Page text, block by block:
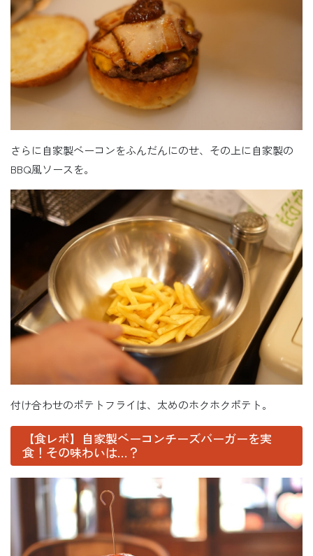
さらに自家製ベーコンをふんだんにのせ、その上に自家製の
BBQ風ソースを。
付け合わせのポテトフライは、太めのホクホクポテト。
【食レポ】自家製ベーコンチーズバーガーを実
食！その味わいは…？